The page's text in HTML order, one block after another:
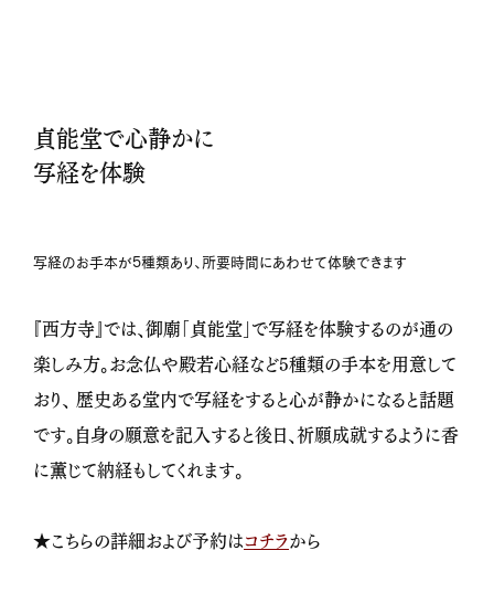
貞能堂で心静かに
写経を体験
写経のお手本が5種類あり、所要時間にあわせて体験できます
『西方寺』では、御廟「貞能堂」で写経を体験するのが通の
楽しみ方。お念仏や殿若心経など5種類の手本を用意して
おり、 歴史ある堂内で写経をすると心が静かになると話題
です。自身の願意を記入すると後日、祈願成就するように香
に薫じて納経もしてくれます。
★こちらの詳細および予約はコチラから